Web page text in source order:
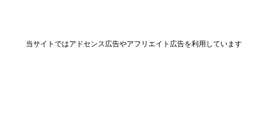
当サイトではアドセンス広告やアフリエイト広告を利用しています